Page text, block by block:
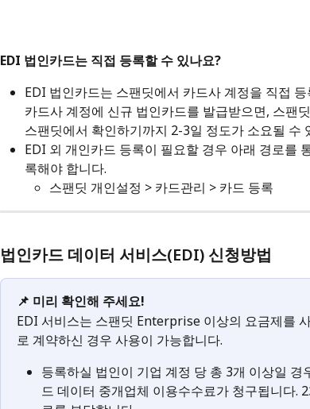
EDI 법인카드는 직접 등록할 수 있나요?
EDI 법인카드는 스팬딧에서 카드사 계정을 직접
카드사 계정에 신규 법인카드를 발급받으면, 스팬
스팬딧에서 확인하기까지 2-3일 정도가 소요될 수
EDI 외 개인카드 등록이 필요할 경우 아래 경로를
록해야 합니다.
스팬딧 개인설정 > 카드관리 > 카드 등록
법인카드 데이터 서비스(EDI) 신청방법
📌 미리 확인해 주세요!
EDI 서비스는 스팬딧 Enterprise 이상의 요금제를
로 계약하신 경우 사용이 가능합니다.
등록하실 법인이 기업 계정 당 총 3개 이상일
드 데이터 중개업체 이용수수료가 청구됩니다.